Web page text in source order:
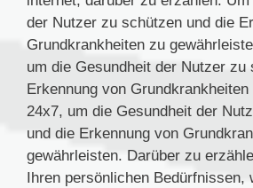
der Nutzer zu schützen und die
Grundkrankheiten zu
um die Gesundheit der Nutzer zu
Erkennung von
24x7, um die Gesundheit der
und die Erkennung von
gewährleisten. Darüber zu
Ihren persönlichen Bedürfnissen,